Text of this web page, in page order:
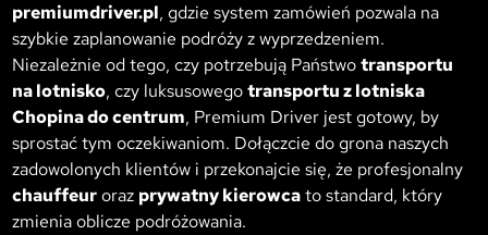
premiumdriver.pl, gdzie system zamówień pozwala na
szybkie zaplanowanie podróży z wyprzedzeniem.
Niezależnie od tego, czy potrzebują Państwotransportu
na lotnisko, czy luksusowegotransportu z lotniska
Chopina do centrum, Premium Driver jest gotowy, by
sprostać tym oczekiwaniom. Dołączcie do grona naszych
zadowolonych klientów i przekonajcie się, że profesjonalny
chauffeuroraz prywatny kierowcato standard, który
zmienia oblicze podróżowania.